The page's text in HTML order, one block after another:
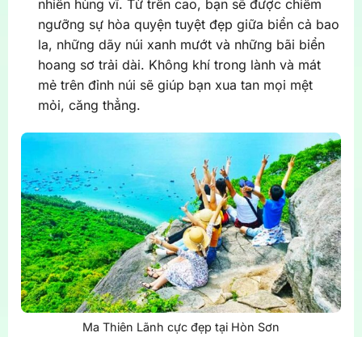
nhiên hùng vĩ. Từ trên cao, bạn sẽ được chiêm
ngưỡng sự hòa quyện tuyệt đẹp giữa biển cả bao
la, những dãy núi xanh mướt và những bãi biển
hoang sơ trải dài. Không khí trong lành và mát
mẻ trên đỉnh núi sẽ giúp bạn xua tan mọi mệt
mỏi, căng thẳng.
Ma Thiên Lãnh cực đẹp tại Hòn Sơn